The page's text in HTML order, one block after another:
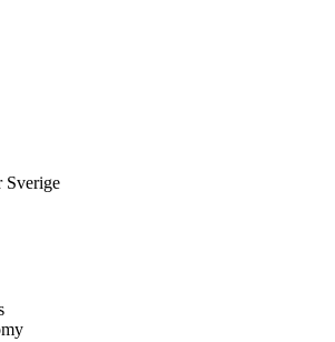
Sverige